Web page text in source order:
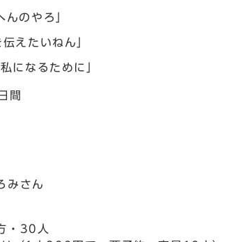
のやろ」
えたいねん」
になるために」
間
みさん
・30人